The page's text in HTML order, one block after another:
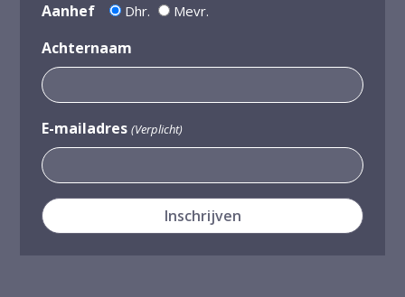
Aanhef Dhr. Mevr.
Achternaam
E-mailadres (Verplicht)